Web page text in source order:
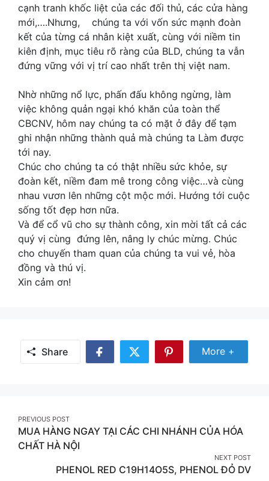
cạnh tranh khốc liệt của các đối thủ, các cửa hàng
mới,….Nhưng, chúng ta với vốn sức mạnh đoàn
kết của từng cá nhân kiệt xuất, cùng với niềm tin
kiên định, mục tiêu rõ ràng của BLD, chúng ta vẫn
đứng vững với vị trí cao nhất trên thị việt nam.
Nhờ những nổ lực, phấn đấu không ngừng, làm
việc không quản ngại khó khăn của toàn thể
CBCNV, hôm nay chúng ta có mặt ở đây để tạm
ghi nhận những thành quả mà chúng ta Làm được
tới nay.
Chúc cho chúng ta có thật nhiều sức khỏe, sự
đoàn kết, niềm đam mê trong công việc…và cùng
nhau vươn lên những cột mộc mới. Hướng tới cuộc
sống tốt đẹp hơn nữa.
Và để cổ vũ cho sự thành công, xin mời tất cả các
quý vị cùng đứng lên, nâng ly chúc mừng. Chúc
cho chuyến tham quan của chúng ta vui vẻ, hòa
đồng và thú vị.
Xin cảm ơn!
Share
Share
Share
Share
More
More +
Post
navigation
PREVIOUS POST
MUA HÀNG NGAY TẠI CÁC CHI NHÁNH CỦA HÓA
CHẤT HÀ NỘI
NEXT POST
PHENOL RED C19H14O5S, PHENOL ĐỎ DV